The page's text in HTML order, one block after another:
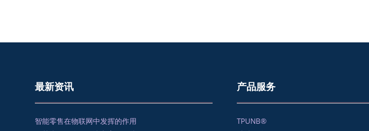
最新资讯
智能零售在物联网中发挥的作用
产品服务
TPUNB®